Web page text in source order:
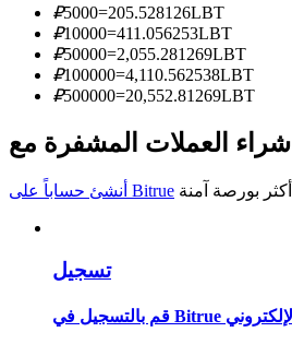
كن متداول نسخ
₽5000=205.528126LBT
₽10000=411.056253LBT
₽50000=2,055.281269LBT
₽100000=4,110.562538LBT
₽500000=20,552.81269LBT
أنشئ حساباً على Bitrue
تسجيل